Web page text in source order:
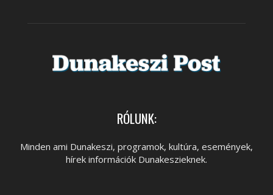
RÓLUNK:
Minden ami Dunakeszi, programok, kultúra, események,
hírek információk Dunakeszieknek.